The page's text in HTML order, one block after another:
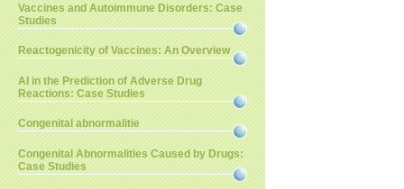
Vaccines and Autoimmune Disorders: Case
Studies
Reactogenicity of Vaccines: An Overview
AI in the Prediction of Adverse Drug
Reactions: Case Studies
Congenital abnormalitie
Congenital Abnormalities Caused by Drugs:
Case Studies